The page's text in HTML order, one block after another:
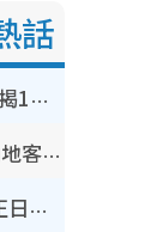
話
WhatsApp預設貼圖點刪？揭1招「反向操作」還原簡潔介面 附3步實測教學
香港山邊鐵閘邊門大開？內地客困惑意義何在！網民神回覆：呢種叫法理性防禦
鬼門開2026｜農曆七月撞正日全食特別邪？專家警告切忌做一事！揭4大禁忌+2招保平安